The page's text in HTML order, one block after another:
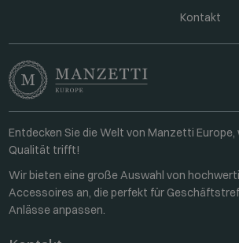
Kontakt
Entdecken Sie die Welt von Manzetti Europe,
Qualität trifft!
Wir bieten eine große Auswahl von
Accessoires an, die perfekt für
Anlässe anpassen.